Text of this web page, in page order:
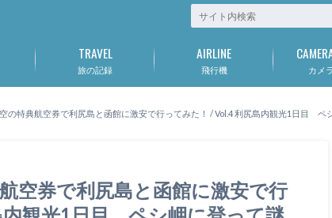
旅の記録
TRAVEL
飛行機
AIRLINE
カメ
の特典航空券で利尻島と函館に激安で行ってみた！ / Vol.4 利尻島内観光1日目
空券で利尻島と函館に激安で行